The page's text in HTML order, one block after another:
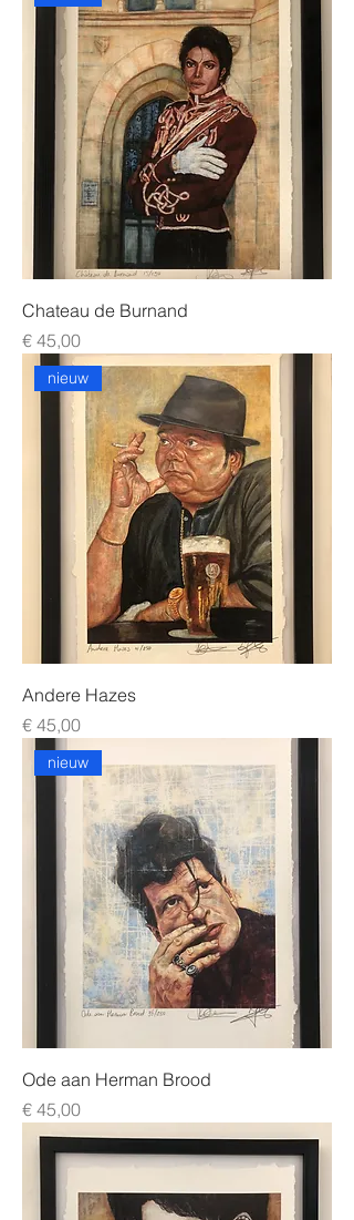
Chateau de Burnand
Prijs
€ 45,00
nieuw
Andere Hazes
Prijs
€ 45,00
nieuw
Ode aan Herman Brood
Prijs
€ 45,00